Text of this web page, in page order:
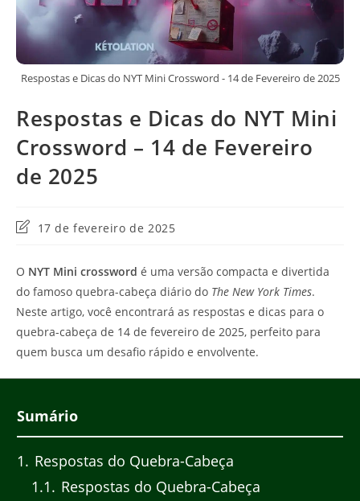
Respostas e Dicas do NYT Mini Crossword - 14 de Fevereiro de 2025
Respostas e Dicas do NYT Mini
Crossword – 14 de Fevereiro
de 2025
Última
post:
17 de fevereiro de 2025
O NYT Mini crossword é uma versão compacta e divertida
do famoso quebra-cabeça diário do The New York Times.
Neste artigo, você encontrará as respostas e dicas para o
quebra-cabeça de 14 de fevereiro de 2025, perfeito para
quem busca um desafio rápido e envolvente.
Sumário
1
Respostas do Quebra-Cabeça
1.1
Respostas do Quebra-Cabeça